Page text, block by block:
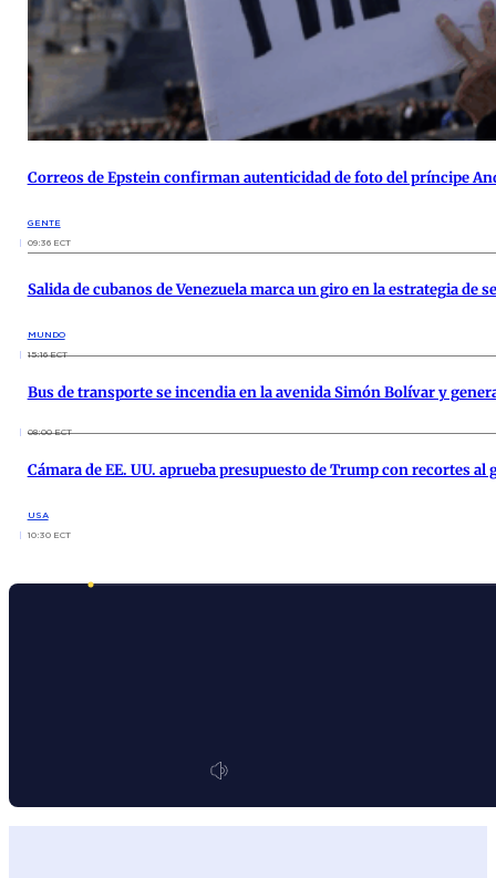
Correos de Epstein confirman autenticidad de foto del príncipe
GENTE
09:36 ECT
Salida de cubanos de Venezuela marca un giro en la estrategia de
MUNDO
15:16 ECT
Bus de transporte se incendia en la avenida Simón Bolívar y
08:00 ECT
Cámara de EE. UU. aprueba presupuesto de Trump con recortes al
USA
10:30 ECT